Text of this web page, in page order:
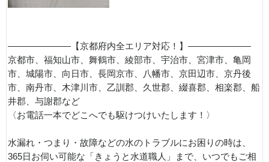
———————【京都府内全エリア対応！】———————
京都市、福知山市、舞鶴市、綾部市、宇治市、宮津市、亀岡
市、城陽市、向日市、長岡京市、八幡市、京田辺市、京丹後
市、南丹市、木津川市、乙訓郡、久世郡、綴喜郡、相楽郡、船
井郡、与謝郡など
〈お電話一本でどこへでも駆けつけいたします！〉
水漏れ・つまり・故障などの水のトラブルにお困りの時は、
365日お伺い可能な「きょうと水道職人」まで、いつでもご相